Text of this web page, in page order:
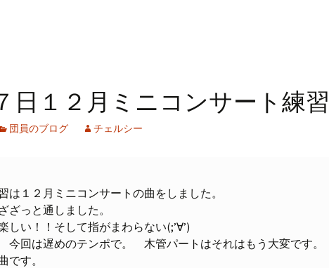
日１２月ミニコンサート練習
団員のブログ チェルシー
は１２月ミニコンサートの曲をしました。
ざっと通しました。
しい！！そして指がまわらない(;’∀’)
回は遅めのテンポで。 木管パートはそれはもう大変です。
です。